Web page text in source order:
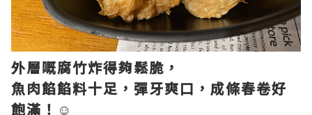
外層嘅腐竹炸得夠鬆脆，
魚肉餡餡料十足，彈牙爽口，成條春卷好
飽滿！☺️